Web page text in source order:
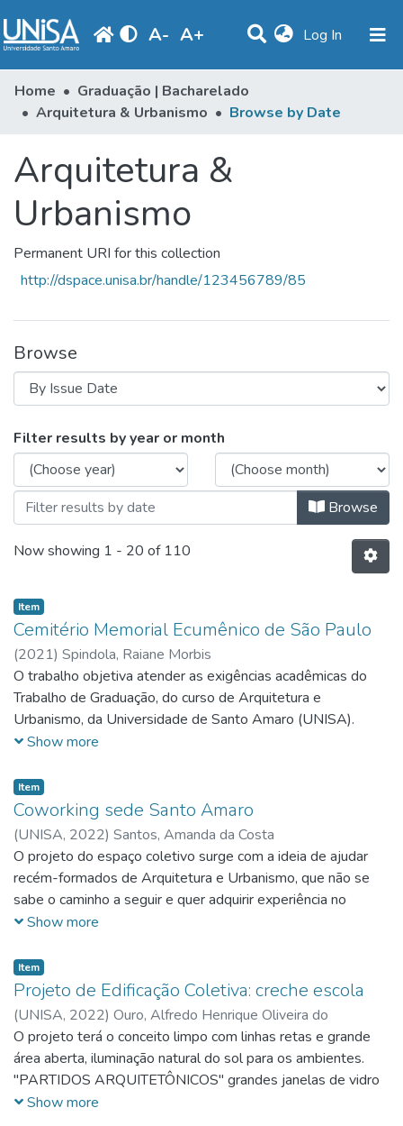
A- A+ Log In (current)
Communities & Collections
Browse
Produção Docente
Library
Home
Graduação | Bacharelado
Arquitetura & Urbanismo
Browse by Date
Arquitetura &
Urbanismo
Permanent URI for this collection
http://dspace.unisa.br/handle/123456789/85
Browse
Browsing Arquitetura &
Filter results by year or month
Browse
Now showing 1 - 20 of 110
Item
Cemitério Memorial Ecumênico de São Paulo
(2021) Spindola, Raiane Morbis
O trabalho objetiva atender as exigências acadêmicas do
Trabalho de Graduação, do curso de Arquitetura e
Urbanismo, da Universidade de Santo Amaro (UNISA).
Trazendo a ideia de explorar uma nova opção de
rituais funerários no meio da sociedade urbana é um meio de
deixar uma marca, de alguém que fora importante para a sua
família ou até mesmo que tenha tido uma relevância social.
O projeto contempla aspectos urbanísticos importantes no
distrito do Bom Retiro, e aspectos sociais para a
preservação da memória individual e familiar dos cidadãos.
Show more
Item
Coworking sede Santo Amaro
(UNISA, 2022) Santos, Amanda da Costa
O projeto do espaço coletivo surge com a ideia de ajudar
recém-formados de Arquitetura e Urbanismo, que não se
sabe o caminho a seguir e quer adquirir experiência no
mercado de trabalho, criar um portfólio para conquistar seus
Show more
Item
Projeto de Edificação Coletiva: creche escola
(UNISA, 2022) Ouro, Alfredo Henrique Oliveira do
O projeto terá o conceito limpo com linhas retas e grande
área aberta, iluminação natural do sol para os ambientes.
"PARTIDOS ARQUITETÔNICOS" grandes janelas de vidro
aproveitando toda iluminação e ventilação natural e com boa
Show more